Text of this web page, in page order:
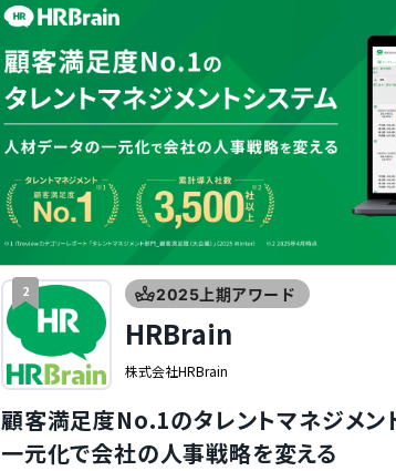
2 2025上期アワード
HRBrain
株式会社HRBrain
顧客満足度No.1のタレントマネジメン
一元化で会社の人事戦略を変える